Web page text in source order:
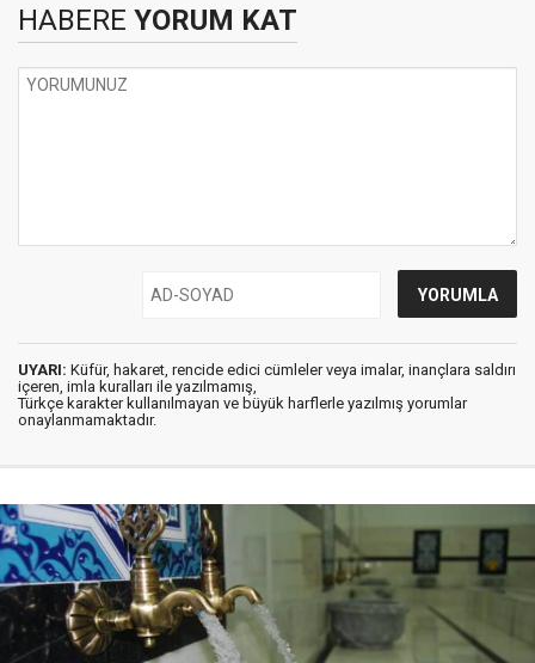
HABERE YORUM KAT
UYARI: Küfür, hakaret, rencide edici cümleler veya imalar, inançlara saldırı
içeren, imla kuralları ile yazılmamış,
Türkçe karakter kullanılmayan ve büyük harflerle yazılmış yorumlar
onaylanmamaktadır.